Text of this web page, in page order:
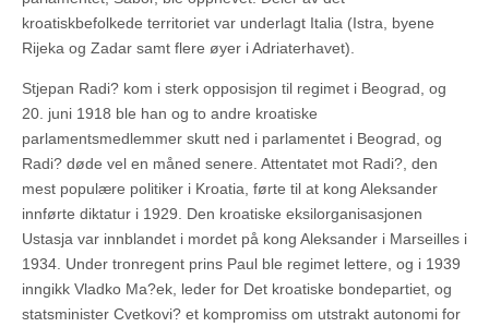
kroatiskbefolkede territoriet var underlagt Italia (Istra, byene
Rijeka og Zadar samt flere øyer i Adriaterhavet).
Stjepan Radi? kom i sterk opposisjon til regimet i Beograd, og
20. juni 1918 ble han og to andre kroatiske
parlamentsmedlemmer skutt ned i parlamentet i Beograd, og
Radi? døde vel en måned senere. Attentatet mot Radi?, den
mest populære politiker i Kroatia, førte til at kong Aleksander
innførte diktatur i 1929. Den kroatiske eksilorganisasjonen
Ustasja var innblandet i mordet på kong Aleksander i Marseilles i
1934. Under tronregent prins Paul ble regimet lettere, og i 1939
inngikk Vladko Ma?ek, leder for Det kroatiske bondepartiet, og
statsminister Cvetkovi? et kompromiss om utstrakt autonomi for